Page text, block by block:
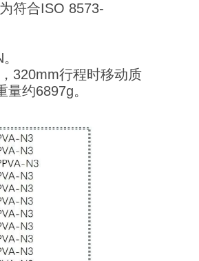
符合ISO 8573-
320mm行程时移动质
约6897g。